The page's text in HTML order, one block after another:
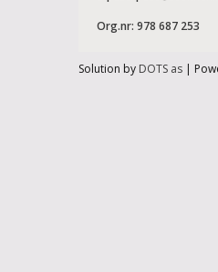
Org.nr: 978 687 253
Solution by DOTS as |